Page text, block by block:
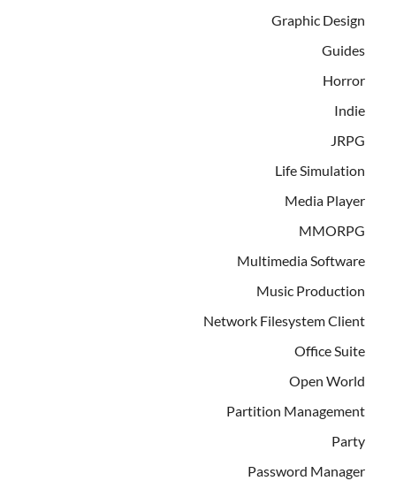
Graphic Design
Guides
Horror
Indie
JRPG
Life Simulation
Media Player
MMORPG
Multimedia Software
Music Production
Network Filesystem Client
Office Suite
Open World
Partition Management
Party
Password Manager